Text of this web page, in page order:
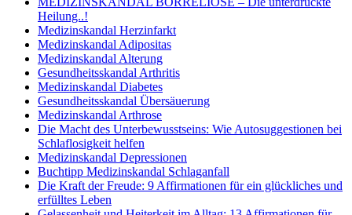
Heilung..!
Medizinskandal Herzinfarkt
Medizinskandal Adipositas
Medizinskandal Alterung
Gesundheitsskandal Arthritis
Medizinskandal Diabetes
Gesundheitsskandal Übersäuerung
Medizinskandal Arthrose
Die Macht des Unterbewusstseins: Wie Autosuggestionen bei
Schlaflosigkeit helfen
Medizinskandal Depressionen
Buchtipp Medizinskandal Schlaganfall
Die Kraft der Freude: 9 Affirmationen für ein glückliches und
erfülltes Leben